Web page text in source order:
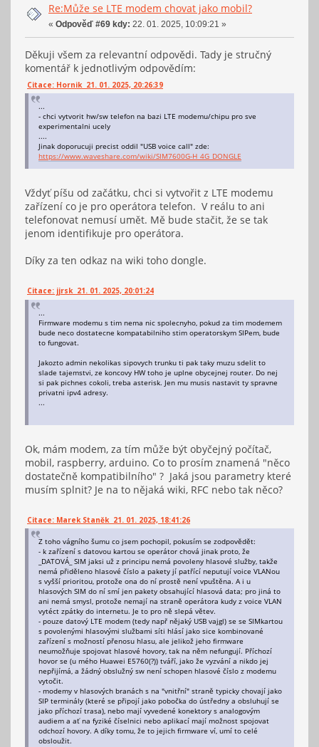
Re:Může se LTE modem chovat jako mobil?
« Odpověď #69 kdy: 22. 01. 2025, 10:09:21 »
Děkuji všem za relevantní odpovědi. Tady je stručný
komentář k jednotlivým odpovědím:
Citace: Hornik 21. 01. 2025, 20:26:39
...
- chci vytvorit hw/sw telefon na bazi LTE modemu/chipu pro sve
experimentalni ucely
....
Jinak doporucuji precist oddil "USB voice call" zde:
https://www.waveshare.com/wiki/SIM7600G-H_4G_DONGLE
Vždyť píšu od začátku, chci si vytvořit z LTE modemu
zařízení co je pro operátora telefon. V reálu to ani
telefonovat nemusí umět. Mě bude stačit, že se tak
jenom identifikuje pro operátora.
Díky za ten odkaz na wiki toho dongle.
Citace: jjrsk 21. 01. 2025, 20:01:24
...
Firmware modemu s tim nema nic spolecnyho, pokud za tim modemem
bude neco dostatecne kompatabilniho stim operatorskym SIPem, bude
to fungovat.
Jakozto admin nekolikas sipovych trunku ti pak taky muzu sdelit to
slade tajemstvi, ze koncovy HW toho je uplne obycejnej router. Do nej
si pak pichnes cokoli, treba asterisk. Jen mu musis nastavit ty spravne
privatni ipv4 adresy.
...
Ok, mám modem, za tím může být obyčejný počítač,
mobil, raspberry, arduino. Co to prosím znamená "něco
dostatečně kompatibilního" ? Jaká jsou parametry které
musím splnit? Je na to nějaká wiki, RFC nebo tak něco?
Citace: Marek Staněk 21. 01. 2025, 18:41:26
Z toho vágního šumu co jsem pochopil, pokusím se zodpovědět:
- k zařízení s datovou kartou se operátor chová jinak proto, že
_DATOVÁ_ SIM jaksi už z principu nemá povoleny hlasové služby, takže
nemá přiděleno hlasové číslo a pakety jí patřící neputují voice VLANou
s vyšší prioritou, protože ona do ní prostě není vpuštěna. A i u
hlasových SIM do ní smí jen pakety obsahující hlasová data; pro jiná to
ani nemá smysl, protože nemají na straně operátora kudy z voice VLAN
vytéct zpátky do internetu. Je to pro ně slepá větev.
- pouze datový LTE modem (tedy např nějaký USB vajgl) se se SIMkartou
s povolenými hlasovými službami síti hlásí jako sice kombinované
zařízení s možností přenosu hlasu, ale jelikož jeho firmware
neumožňuje spojovat hlasové hovory, tak na něm nefungují. Příchozí
hovor se (u mého Huawei E5760(?)) tváří, jako že vyzvání a nikdo jej
nepřijímá, a žádný obslužný sw není schopen hlasové číslo z modemu
vytočit.
- modemy v hlasových branách s na "vnitřní" straně typicky chovají jako
SIP terminály (které se připojí jako pobočka do ústředny a obsluhují se
jako příchozí trasa), nebo mají vyvedené konektory s analogovým
audiem a ať na fyziké číselnici nebo aplikací mají možnost spojovat
odchozí hovory. A díky tomu, že to jejich firmware ví, umí to celé
obsloužit.